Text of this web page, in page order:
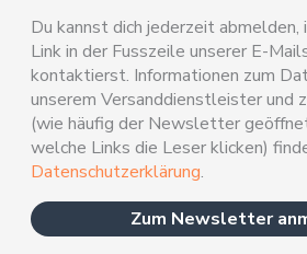
Du kannst dich jederzeit abmelden,
Link in der Fusszeile unserer E-
kontaktierst. Informationen zum
unserem Versanddienstleister und
(wie häufig der Newsletter
welche Links die Leser klicken)
Datenschutzerklärung.